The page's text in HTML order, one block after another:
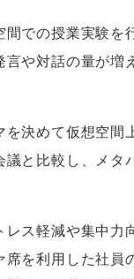
での授業実験を
や対話の量が増
決めて仮想空間
と比較し、メタ
ス軽減や集中力
を利用した社員